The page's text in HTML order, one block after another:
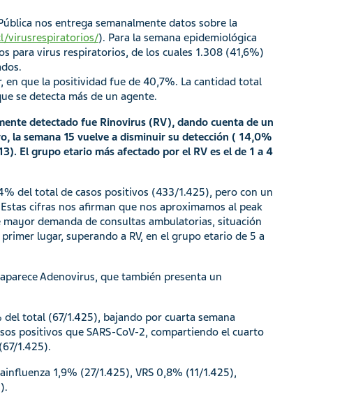
nos entrega semanalmente datos sobre la
virusrespiratorios/). Para la semana epidemiológica
para virus respiratorios, de los cuales 1.308 (41,6%)
en que la positividad fue de 40,7%. La cantidad total
se detecta más de un agente.
detectado fue Rinovirus (RV), dando cuenta de un
la semana 15 vuelve a disminuir su detección ( 14,0%
El grupo etario más afectado por el RV es el de 1 a 4
del total de casos positivos (433/1.425), pero con un
cifras nos afirman que nos aproximamos al peak
demanda de consultas ambulatorias, situación
lugar, superando a RV, en el grupo etario de 5 a
Adenovirus, que también presenta un
del total (67/1.425), bajando por cuarta semana
positivos que SARS-CoV-2, compartiendo el cuarto
1.425).
1,9% (27/1.425), VRS 0,8% (11/1.425),